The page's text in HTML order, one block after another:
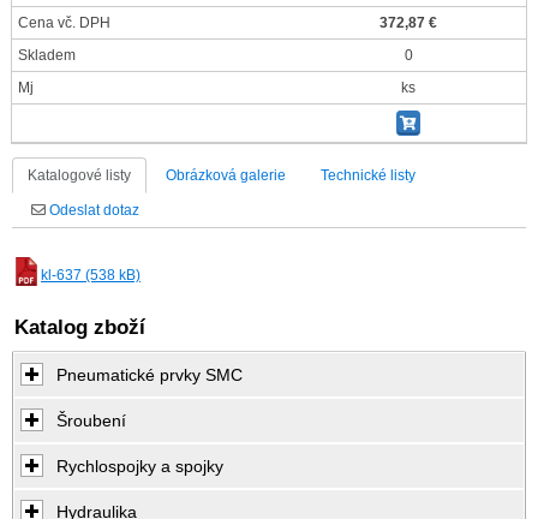
Cena vč. DPH
372,87 €
Skladem
0
Mj
ks
Katalogové listy Obrázková galerie Technické listy
Odeslat dotaz
kl-637 (538 kB)
Katalog zboží
Pneumatické prvky SMC
Šroubení
Rychlospojky a spojky
Hydraulika